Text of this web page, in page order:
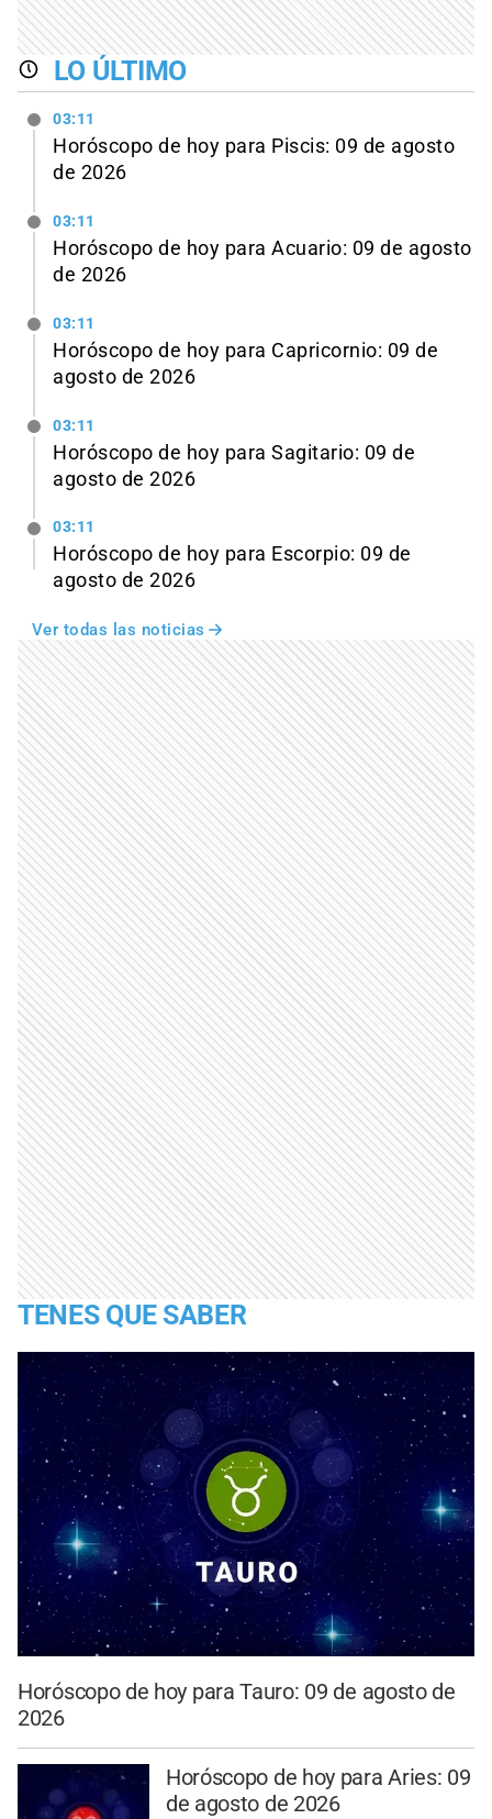
LO ÚLTIMO
03:11
Horóscopo de hoy para Piscis: 09 de agosto
de 2026
03:11
Horóscopo de hoy para Acuario: 09 de agosto
de 2026
03:11
Horóscopo de hoy para Capricornio: 09 de
agosto de 2026
03:11
Horóscopo de hoy para Sagitario: 09 de
agosto de 2026
03:11
Horóscopo de hoy para Escorpio: 09 de
agosto de 2026
Ver todas las noticias
TENES QUE SABER
Horóscopo de hoy para Tauro: 09 de agosto de
2026
Horóscopo de hoy para Aries: 09
de agosto de 2026